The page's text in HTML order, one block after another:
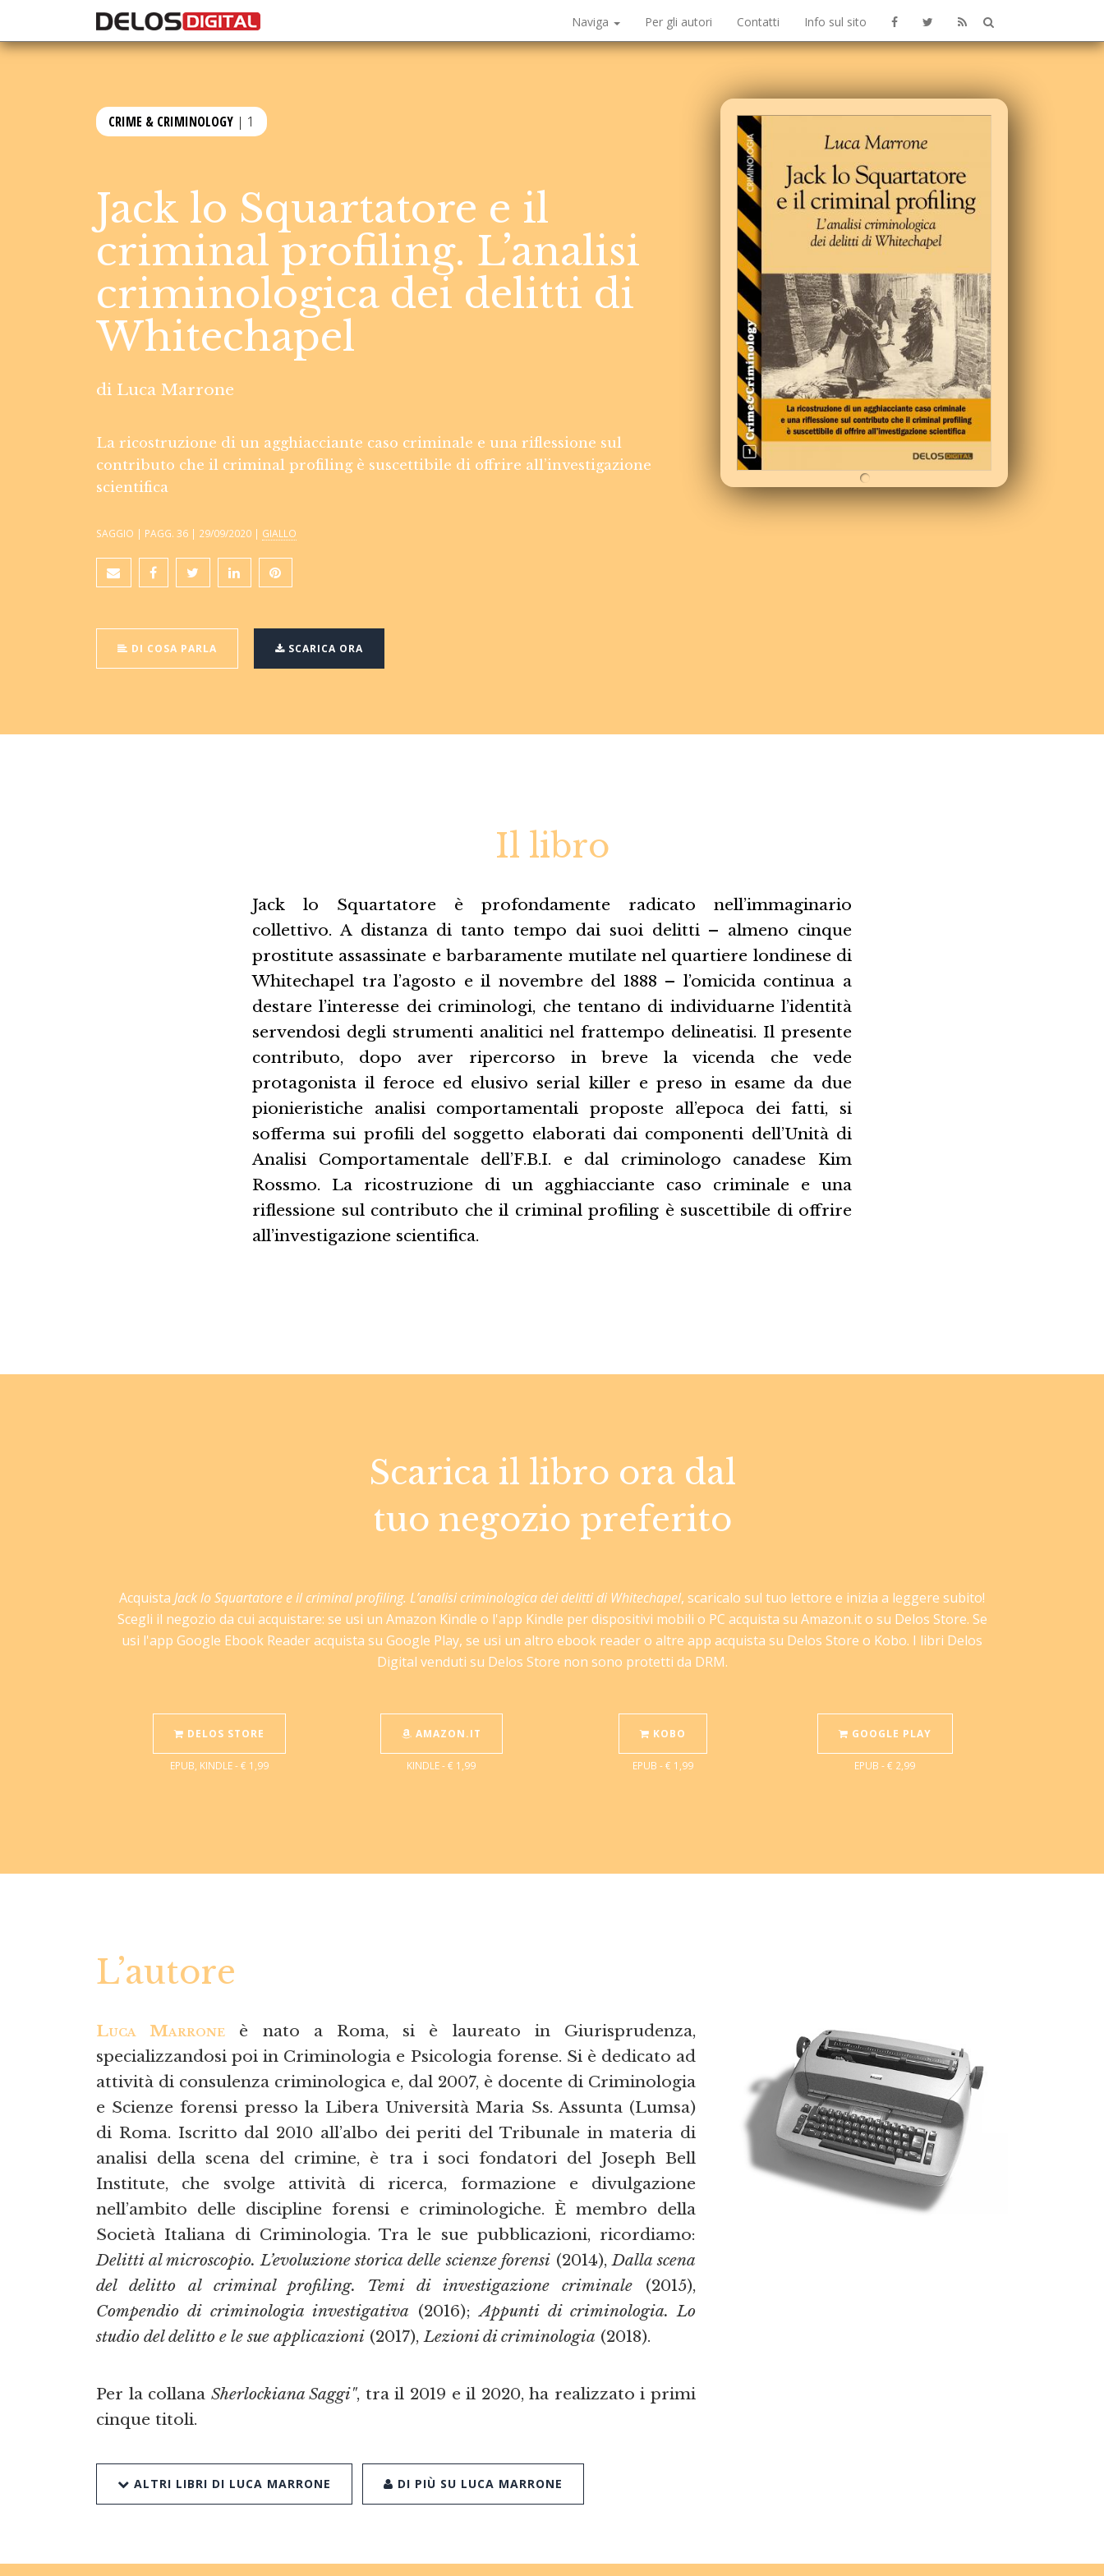
Naviga Per gli autori Contatti Info sul sito
CRIME & CRIMINOLOGY | 1
Jack lo Squartatore e il
criminal profiling. L’analisi
criminologica dei delitti di
Whitechapel
di Luca Marrone
La ricostruzione di un agghiacciante caso criminale e una riflessione sul
contributo che il criminal profiling è suscettibile di offrire all’investigazione
scientifica
SAGGIO | PAGG. 36 | 29/09/2020 | GIALLO
DI COSA PARLA SCARICA ORA
Il libro
Jack lo Squartatore è profondamente radicato nell’immaginario
collettivo. A distanza di tanto tempo dai suoi delitti – almeno cinque
prostitute assassinate e barbaramente mutilate nel quartiere londinese di
Whitechapel tra l’agosto e il novembre del 1888 – l’omicida continua a
destare l’interesse dei criminologi, che tentano di individuarne l’identità
servendosi degli strumenti analitici nel frattempo delineatisi. Il presente
contributo, dopo aver ripercorso in breve la vicenda che vede
protagonista il feroce ed elusivo serial killer e preso in esame da due
pionieristiche analisi comportamentali proposte all’epoca dei fatti, si
sofferma sui profili del soggetto elaborati dai componenti dell’Unità di
Analisi Comportamentale dell’F.B.I. e dal criminologo canadese Kim
Rossmo. La ricostruzione di un agghiacciante caso criminale e una
riflessione sul contributo che il criminal profiling è suscettibile di offrire
all’investigazione scientifica.
Scarica il libro ora dal
tuo negozio preferito
Acquista Jack lo Squartatore e il criminal profiling. L’analisi criminologica dei delitti di Whitechapel, scaricalo sul tuo lettore e inizia a leggere subito!
Scegli il negozio da cui acquistare: se usi un Amazon Kindle o l'app Kindle per dispositivi mobili o PC acquista su Amazon.it o su Delos Store. Se
usi l'app Google Ebook Reader acquista su Google Play, se usi un altro ebook reader o altre app acquista su Delos Store o Kobo. I libri Delos
Digital venduti su Delos Store non sono protetti da DRM.
DELOS STORE
EPUB, KINDLE - € 1,99
AMAZON.IT
KINDLE - € 1,99
KOBO
EPUB - € 1,99
GOOGLE PLAY
EPUB - € 2,99
L’autore
Luca Marrone è nato a Roma, si è laureato in Giurisprudenza,
specializzandosi poi in Criminologia e Psicologia forense. Si è dedicato ad
attività di consulenza criminologica e, dal 2007, è docente di Criminologia
e Scienze forensi presso la Libera Università Maria Ss. Assunta (Lumsa)
di Roma. Iscritto dal 2010 all’albo dei periti del Tribunale in materia di
analisi della scena del crimine, è tra i soci fondatori del Joseph Bell
Institute, che svolge attività di ricerca, formazione e divulgazione
nell’ambito delle discipline forensi e criminologiche. È membro della
Società Italiana di Criminologia. Tra le sue pubblicazioni, ricordiamo:
Delitti al microscopio. L’evoluzione storica delle scienze forensi (2014),Dalla scena
del delitto al criminal profiling. Temi di investigazione criminale (2015),
Compendio di criminologia investigativa (2016);Appunti di criminologia. Lo
studio del delitto e le sue applicazioni (2017),Lezioni di criminologia (2018).
Per la collana Sherlockiana Saggi", tra il 2019 e il 2020, ha realizzato i primi
cinque titoli.
ALTRI LIBRI DI LUCA MARRONE DI PIÙ SU LUCA MARRONE